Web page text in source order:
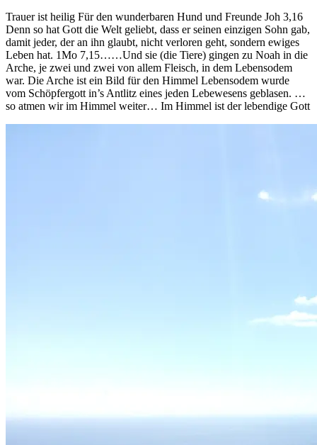
Trauer ist heilig Für den wunderbaren Hund und Freunde Joh 3,16
Denn so hat Gott die Welt geliebt, dass er seinen einzigen Sohn gab,
damit jeder, der an ihn glaubt, nicht verloren geht, sondern ewiges
Leben hat. 1Mo 7,15……Und sie (die Tiere) gingen zu Noah in die
Arche, je zwei und zwei von allem Fleisch, in dem Lebensodem
war. Die Arche ist ein Bild für den Himmel Lebensodem wurde
vom Schöpfergott in’s Antlitz eines jeden Lebewesens geblasen. …
so atmen wir im Himmel weiter… Im Himmel ist der lebendige Gott